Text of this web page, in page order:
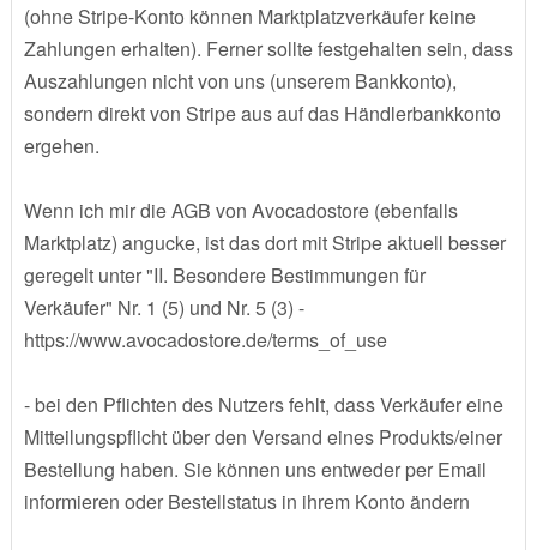
(ohne Stripe-Konto können Marktplatzverkäufer keine
Zahlungen erhalten). Ferner sollte festgehalten sein, dass
Auszahlungen nicht von uns (unserem Bankkonto),
sondern direkt von Stripe aus auf das Händlerbankkonto
ergehen.
Wenn ich mir die AGB von Avocadostore (ebenfalls
Marktplatz) angucke, ist das dort mit Stripe aktuell besser
geregelt unter "II. Besondere Bestimmungen für
Verkäufer" Nr. 1 (5) und Nr. 5 (3) -
https://www.avocadostore.de/terms_of_use
- bei den Pflichten des Nutzers fehlt, dass Verkäufer eine
Mitteilungspflicht über den Versand eines Produkts/einer
Bestellung haben. Sie können uns entweder per Email
informieren oder Bestellstatus in ihrem Konto ändern